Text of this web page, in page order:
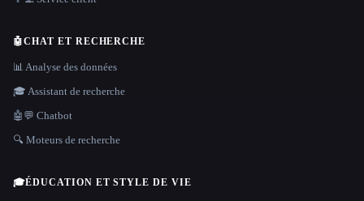
🤖CHAT ET RECHERCHE
📊 Analyse des données
🎓 Assistant de recherche
🤖💬 Chatbot
🔍 Moteurs de recherche
🎓ÉDUCATION ET STYLE DE VIE